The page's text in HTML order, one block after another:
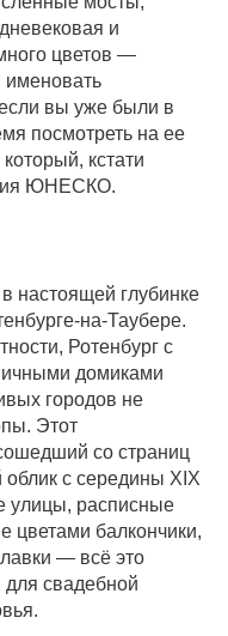
и
цветов —
именовать
вы уже были в
посмотреть на ее
кстати
ЮНЕСКО.
настоящей глубинке
на-Таубере.
Ротенбург с
домиками
городов не
Этот
со страниц
облик с середины XIX
улицы, расписные
балкончики,
— всё это
для свадебной